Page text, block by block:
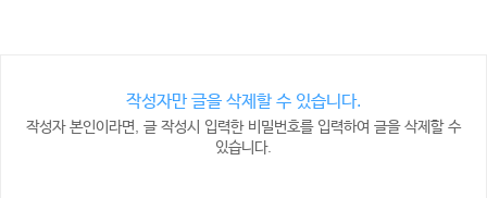
작성자만 글을 삭제할 수 있습니다.
작성자 본인이라면, 글 작성시 입력한 비밀번호를 입력하여 글을 삭제할 수
있습니다.